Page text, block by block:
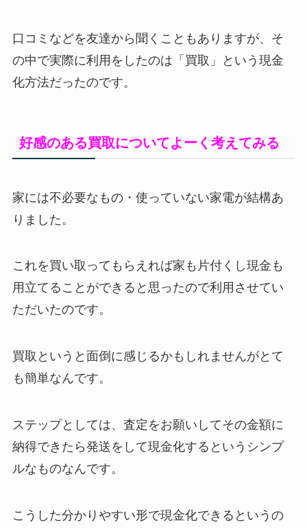
口コミなどを友達から聞くこともありますが、そ
の中で実際に利用をしたのは「買取」という現金
化方法だったのです。
好感のある買取についてよーく考えてみる
家には不必要なもの・使っていない家電が結構あ
りました。
これを買い取ってもらえれば家も片付くし現金も
用立てることができると思ったので利用させてい
ただいたのです。
買取というと面倒に感じるかもしれませんがとて
も簡単なんです。
ステップとしては、査定をお願いしてその金額に
納得できたら発送をして現金化するというシンプ
ルなものなんです。
こうした分かりやすい形で現金化できるというの